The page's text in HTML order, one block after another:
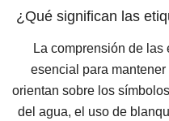
¿Qué significan las
La comprensión de
esencial para
orientan sobre los
del agua, el uso de